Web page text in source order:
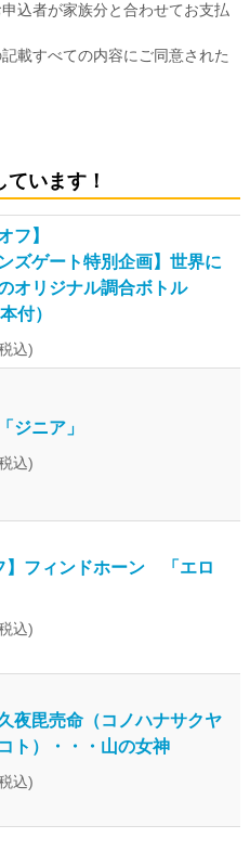
込者が家族分と合わせてお支払
載すべての内容にご同意された
います！
フ】
ズゲート特別企画】世界に
オリジナル調合ボトル
付）
込)
ジニア」
込)
】フィンドホーン 「エロ
込)
夜毘売命（コノハナサクヤ
ト）・・・山の女神
込)